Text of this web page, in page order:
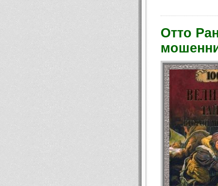
Отто